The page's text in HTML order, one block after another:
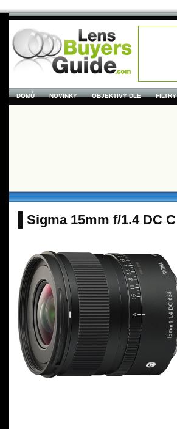
DOMŮ NOVINKY OBJEKTIVY DLE FILTRY
Sigma 15mm f/1.4 DC C